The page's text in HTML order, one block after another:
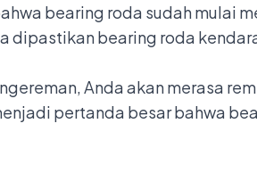
bearing roda sudah mulai
dipastikan bearing roda
Anda akan merasa
pertanda besar bahwa